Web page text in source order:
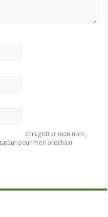
Enregistrer mon nom,
pour mon prochain